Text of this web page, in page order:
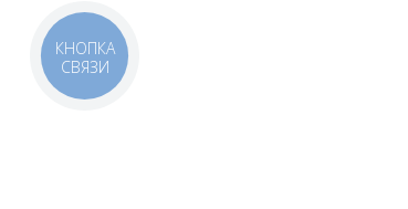
КНОПКА
СВЯЗИ